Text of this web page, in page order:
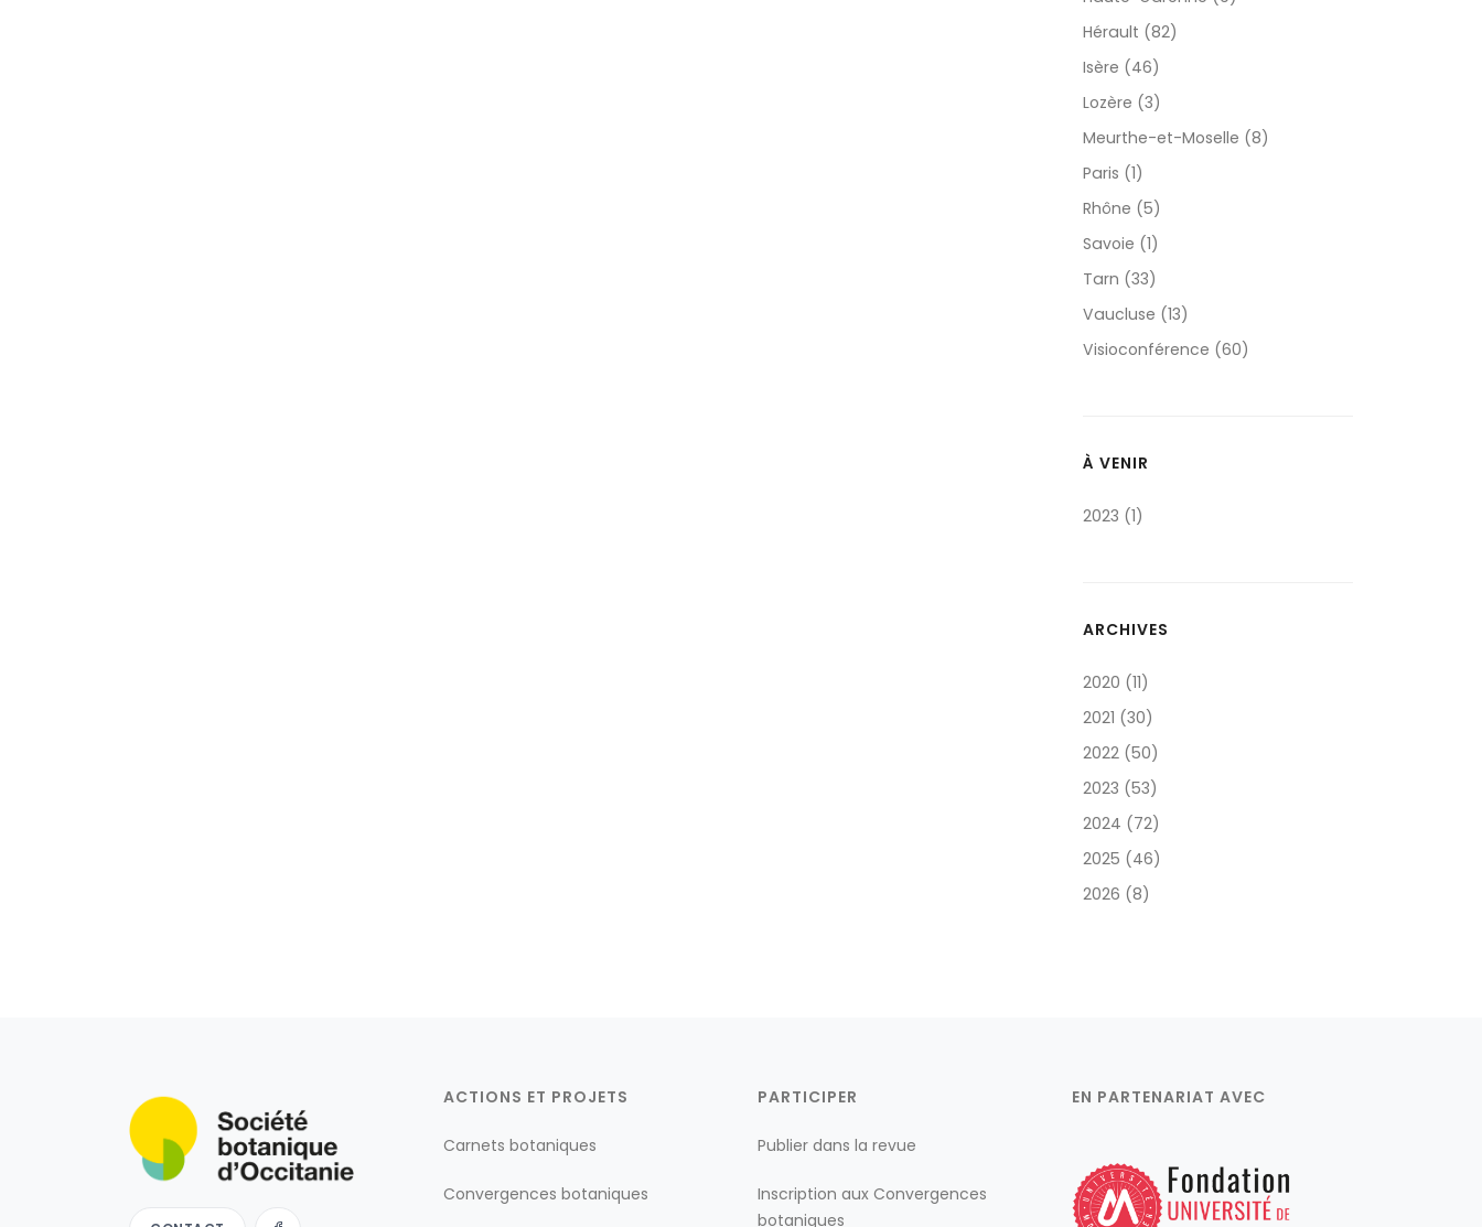
Hérault (82)
Isère (46)
Lozère (3)
Meurthe-et-Moselle (8)
Paris (1)
Rhône (5)
Savoie (1)
Tarn (33)
Vaucluse (13)
Visioconférence (60)
À VENIR
2023 (1)
ARCHIVES
2020 (11)
2021 (30)
2022 (50)
2023 (53)
2024 (72)
2025 (46)
2026 (8)
ACTIONS ET PROJETS
Carnets botaniques
Convergences botaniques
PARTICIPER
Publier dans la revue
Inscription aux Convergences
botaniques
EN PARTENARIAT AVEC